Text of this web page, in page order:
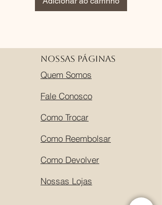
Nossas Páginas
Quem Somos
Fale Conosco
Como Trocar
Como Reembolsar
Como Devolver
Nossas Lojas